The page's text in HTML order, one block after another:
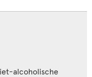
alcoholische